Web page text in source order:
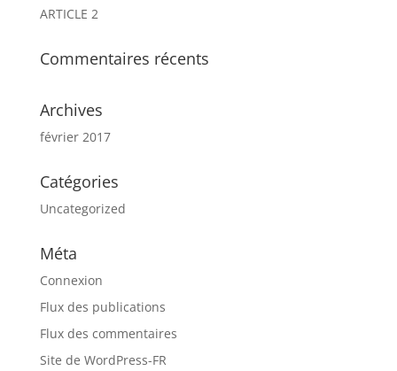
ARTICLE 2
Commentaires récents
Archives
février 2017
Catégories
Uncategorized
Méta
Connexion
Flux des publications
Flux des commentaires
Site de WordPress-FR